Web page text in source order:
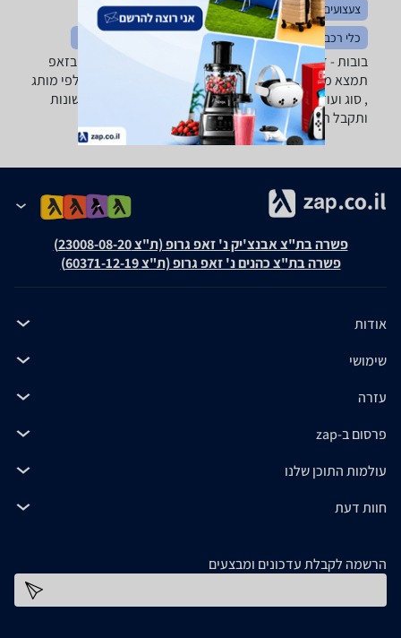
צעצועים כללי
לגו ומשחקי הרכבה
משחקי חשיבה והגיון
כלי רכב ממונעים
כלי נגינה לילדים
בובות - ‏דמויות רוצה למצוא את הבובה שאתה צריך? רק בזאפ
תמצא מאות ביקורות על בובות מערכת סינון מתקדמת לפי מותג
, סוג ועוד, השוואת מחירים ביותר מאלף חנויות מתנות ושונות
ותקבל החלטה חכמה!
פשרה בת"צ אבנצ'יק נ' זאפ גרופ (ת"צ 23008-08-20)
פשרה בת"צ כהנים נ' זאפ גרופ (ת"צ 60371-12-19)
אודות
שימושי
עזרה
פרסום ב-zap
עולמות התוכן שלנו
חוות דעת
הרשמה לקבלת עדכונים ומבצעים